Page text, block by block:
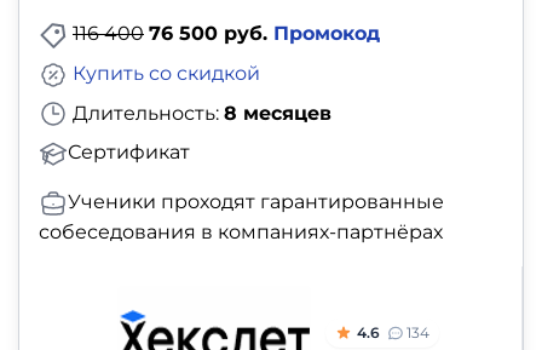
116 400 76 500 руб. Промокод
Длительность: 8 месяцев
Сертификат
Купить со скидкой
Ученики проходят гарантированные
собеседования в компаниях-партнёрах
4.6 134